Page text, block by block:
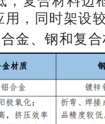
，同时架设
金、钢和复